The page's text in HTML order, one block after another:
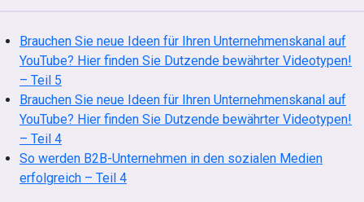
Brauchen Sie neue Ideen für Ihren Unternehmenskanal auf
YouTube? Hier finden Sie Dutzende bewährter Videotypen!
– Teil 5
Brauchen Sie neue Ideen für Ihren Unternehmenskanal auf
YouTube? Hier finden Sie Dutzende bewährter Videotypen!
– Teil 4
So werden B2B-Unternehmen in den sozialen Medien
erfolgreich – Teil 4